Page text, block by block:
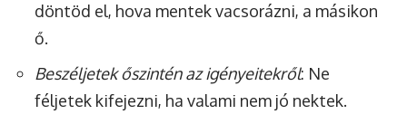
döntöd el, hova mentek vacsorázni, a másikon
ő.
Beszéljetek őszintén az igényeitekről: Ne
féljetek kifejezni, ha valami nem jó nektek.